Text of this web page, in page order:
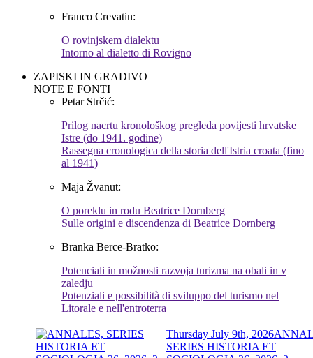
Franco Crevatin:
O rovinjskem dialektu
Intorno al dialetto di Rovigno
ZAPISKI IN GRADIVO
NOTE E FONTI
Petar Strčić:
Prilog nacrtu kronološkog pregleda povijesti hrvatske
Istre (do 1941. godine)
Rassegna cronologica della storia dell'Istria croata (fino
al 1941)
Maja Žvanut:
O poreklu in rodu Beatrice Dornberg
Sulle origini e discendenza di Beatrice Dornberg
Branka Berce-Bratko:
Potenciali in možnosti razvoja turizma na obali in v
zaledju
Potenziali e possibilità di sviluppo del turismo nel
Litorale e nell'entroterra
Thursday July 9th, 2026
SERIES HISTORIA ET